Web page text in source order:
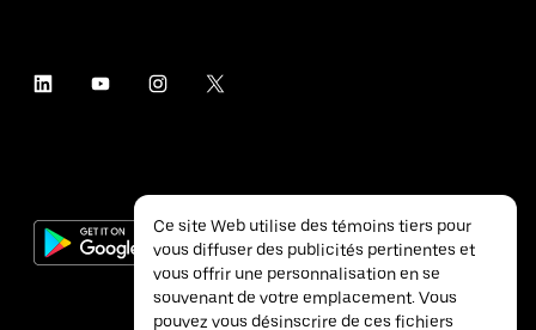
Ce site Web utilise des témoins tiers pour
vous diffuser des publicités pertinentes et
vous offrir une personnalisation en se
souvenant de votre emplacement. Vous
pouvez vous désinscrire de ces fichiers